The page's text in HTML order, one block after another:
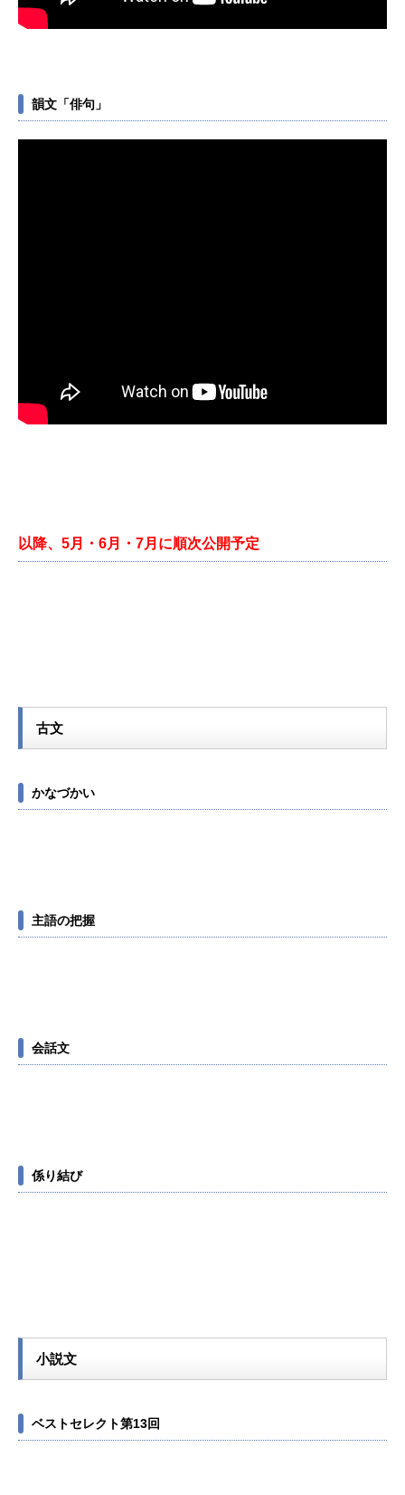
韻文「俳句」
以降、5月・6月・7月に順次公開予定
古文
かなづかい
主語の把握
会話文
係り結び
小説文
ベストセレクト第13回